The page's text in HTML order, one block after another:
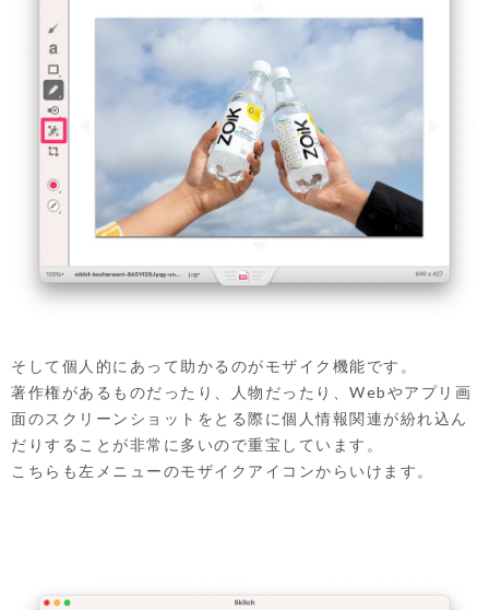
そして個人的にあって助かるのがモザイク機能です。
著作権があるものだったり、人物だったり、Webやアプリ画
面のスクリーンショットをとる際に個人情報関連が紛れ込ん
だりすることが非常に多いので重宝しています。
こちらも左メニューのモザイクアイコンからいけます。